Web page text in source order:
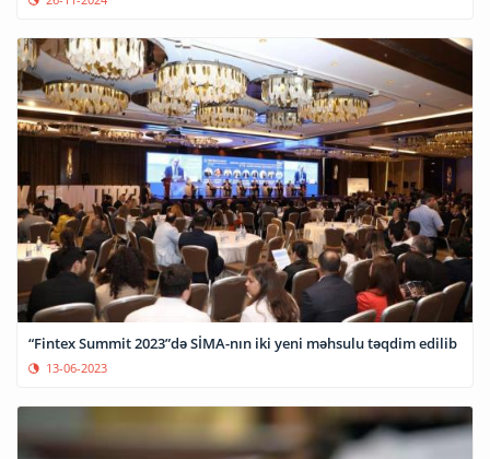
“Fintex Summit 2023”də SİMA-nın iki yeni məhsulu təqdim edilib
13-06-2023